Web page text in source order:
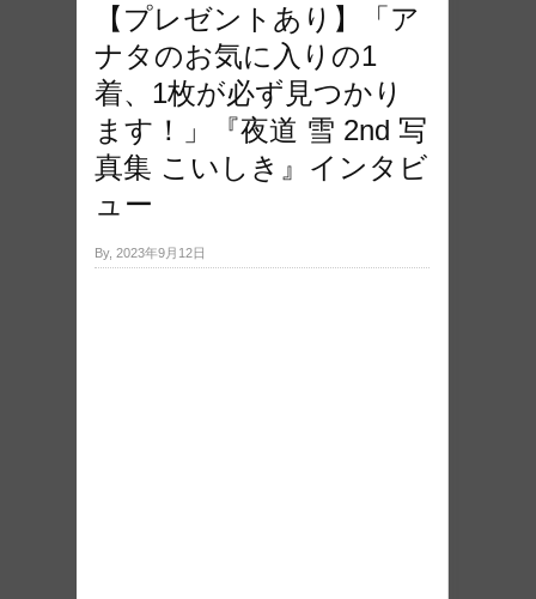
【プレゼントあり】「ア
ナタのお気に入りの1
着、1枚が必ず見つかり
ます！」『夜道 雪 2nd 写
真集 こいしき』インタビ
ュー
By, 2023年9月12日